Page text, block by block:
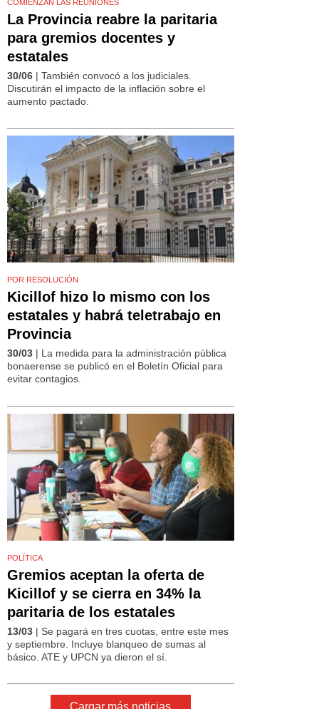
COMIENZAN LAS REUNIONES
La Provincia reabre la paritaria
para gremios docentes y
estatales
30/06 | También convocó a los judiciales.
Discutirán el impacto de la inflación sobre el
aumento pactado.
POR RESOLUCIÓN
Kicillof hizo lo mismo con los
estatales y habrá teletrabajo en
Provincia
30/03 | La medida para la administración pública
bonaerense se publicó en el Boletín Oficial para
evitar contagios.
POLÍTICA
Gremios aceptan la oferta de
Kicillof y se cierra en 34% la
paritaria de los estatales
13/03 | Se pagará en tres cuotas, entre este mes
y septiembre. Incluye blanqueo de sumas al
básico. ATE y UPCN ya dieron el sí.